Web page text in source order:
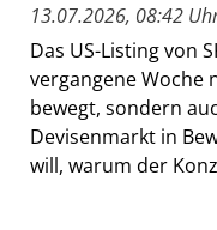
13.07.2026, 08:42
Das US-Listing von
vergangene Woche
bewegt, sondern
Devisenmarkt in
will, warum der